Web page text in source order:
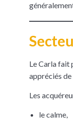
Le Carla fait
appréciés de
Les
le calme,